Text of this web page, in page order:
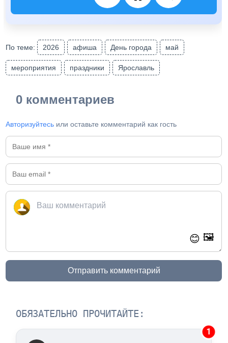
По теме: 2026 афиша День города май
мероприятия праздники Ярославль
0 комментариев
Авторизуйтесь или оставьте комментарий как гость
😊 🖼️
Отправить комментарий
ОБЯЗАТЕЛЬНО ПРОЧИТАЙТЕ:
1